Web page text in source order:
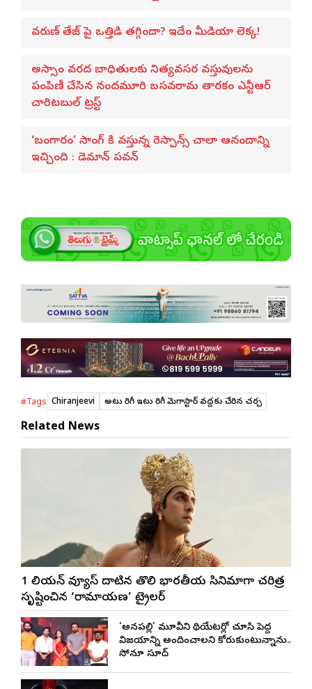
వరుణ్ తేజ్‌ పై ఒత్తిడి తగ్గిందా? ఇదేం మీడియా లెక్క!
అస్సాం వరద బాధితులకు నిత్యవసర వస్తువులను
పంపిణీ చేసిన నందమూరి బసవరామ తారకం ఎన్టీఆర్
చారిటబుల్ ట్రస్ట్
‘బంగారం’ సాంగ్ కి వస్తున్న రెస్పాన్స్ చాలా ఆనందాన్ని
ఇచ్చింది : డెమాన్ పవన్
#Tags Chiranjeevi అటు తిరిగీ ఇటు తిరిగీ మెగాస్టార్ వ‌ద్ద‌కు చేరిన చ‌ర్చ‌
Related News
1 బిలియన్ వ్యూస్ దాటిన తొలి భారతీయ సినిమాగా చరిత్ర
సృష్టించిన ‘రామాయణ’ ట్రైలర్
‘అనకాపల్లి’ మూవీని థియేటర్లో చూసి పెద్ద
విజయాన్ని అందించాలని కోరుకుంటున్నాను..
సోనూ సూద్